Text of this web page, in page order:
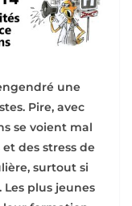
une
Pire, avec
se voient mal
des stress de
surtout si
Les plus jeunes